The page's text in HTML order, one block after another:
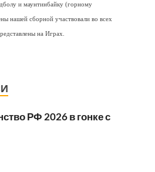
и маунтинбайку (горному
нашей сборной участвовали во всех
на Играх.
РФ 2026 в гонке с